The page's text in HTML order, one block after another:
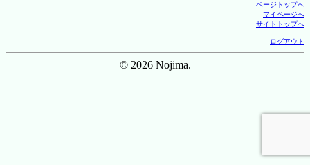
ページトップへ
マイページへ
サイトトップへ
ログアウト
© 2026 Nojima.